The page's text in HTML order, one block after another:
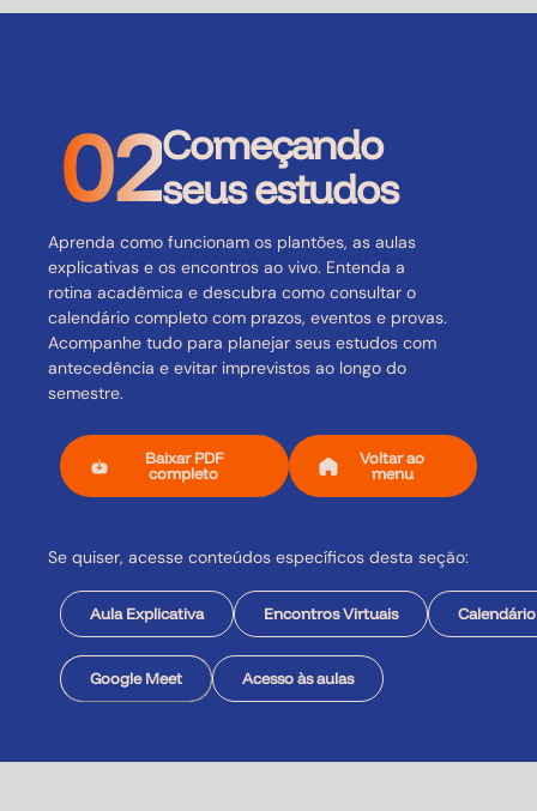
Se quiser, acesse conteúdos específicos desta seção:
Aula Explicativa Encontros Virtuais Calendário
Google Meet Acesso às aulas
02Começando
seus estudos
Aprenda como funcionam os plantões, as aulas
explicativas e os encontros ao vivo. Entenda a
rotina acadêmica e descubra como consultar o
calendário completo com prazos, eventos e provas.
Acompanhe tudo para planejar seus estudos com
antecedência e evitar imprevistos ao longo do
semestre.
Baixar PDF
completo
Voltar ao
menu